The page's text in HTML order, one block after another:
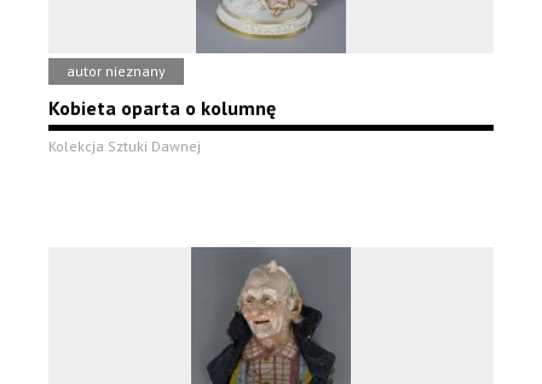
autor nieznany
Kobieta oparta o kolumnę
Kolekcja Sztuki Dawnej